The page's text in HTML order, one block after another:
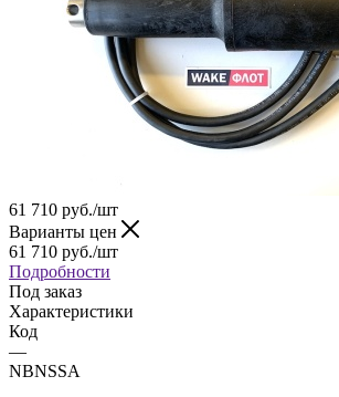
61 710 руб./шт
Варианты цен
61 710 руб./шт
Подробности
Под заказ
Характеристики
Код
—
NBNSSA